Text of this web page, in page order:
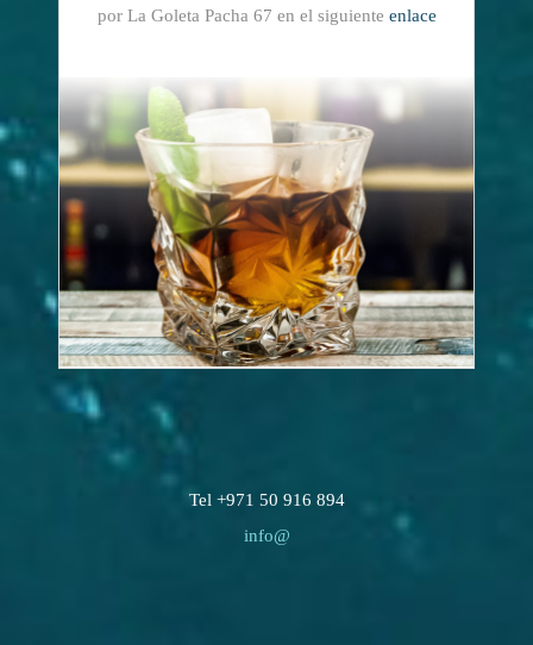
por La Goleta Pacha 67 en el siguiente enlace
Tel +971 50 916 894
info@